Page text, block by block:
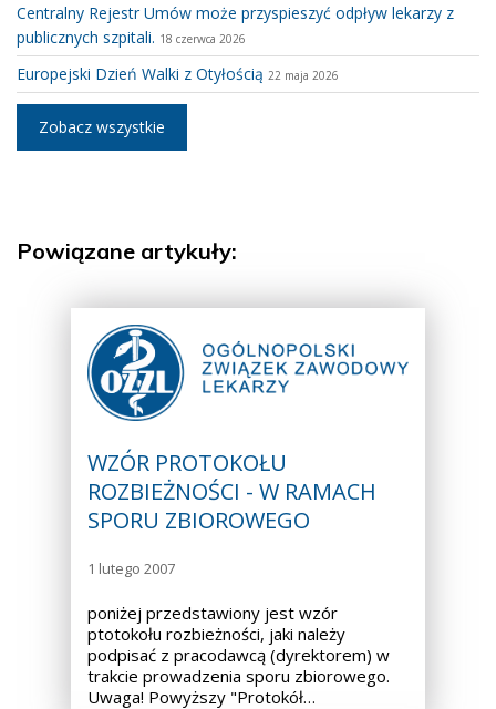
Centralny Rejestr Umów może przyspieszyć odpływ lekarzy z
publicznych szpitali. 18 czerwca 2026
Europejski Dzień Walki z Otyłością 22 maja 2026
Zobacz wszystkie
Powiązane artykuły:
WZÓR PROTOKOŁU
ROZBIEŻNOŚCI - W RAMACH
SPORU ZBIOROWEGO
1 lutego 2007
poniżej przedstawiony jest wzór
ptotokołu rozbieżności, jaki należy
podpisać z pracodawcą (dyrektorem) w
trakcie prowadzenia sporu zbiorowego.
Uwaga! Powyższy "Protokół…